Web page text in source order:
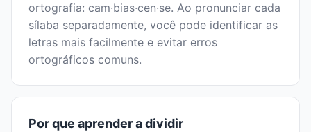
ortografia: cam·bias·cen·se. Ao pronunciar cada
sílaba separadamente, você pode identificar as
letras mais facilmente e evitar erros
ortográficos comuns.
Por que aprender a dividir